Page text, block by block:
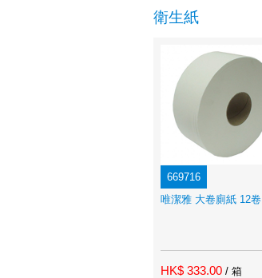
衛生紙
669716
唯潔雅 大卷廁紙 12卷
HK$ 333.00 / 箱